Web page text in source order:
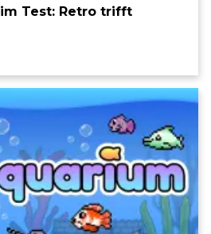
im Test: Retro trifft